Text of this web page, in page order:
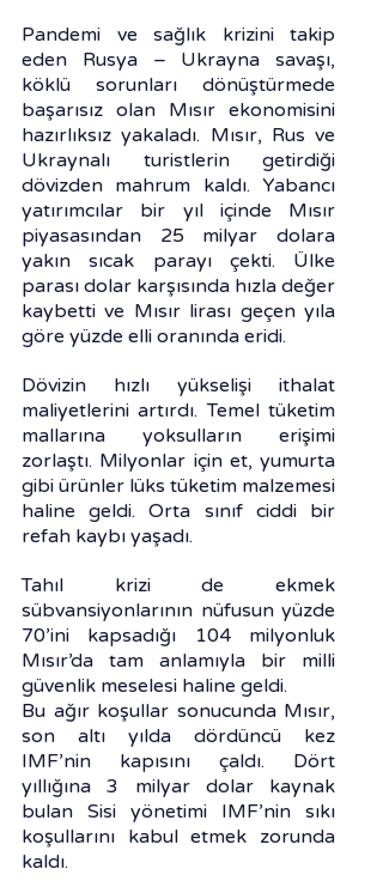
Pandemi ve sağlık krizini takip
eden Rusya – Ukrayna savaşı,
köklü sorunları dönüştürmede
başarısız olan Mısır ekonomisini
hazırlıksız yakaladı. Mısır, Rus ve
Ukraynalı turistlerin getirdiği
dövizden mahrum kaldı. Yabancı
yatırımcılar bir yıl içinde Mısır
piyasasından 25 milyar dolara
yakın sıcak parayı çekti. Ülke
parası dolar karşısında hızla değer
kaybetti ve Mısır lirası geçen yıla
göre yüzde elli oranında eridi.
Dövizin hızlı yükselişi ithalat
maliyetlerini artırdı. Temel tüketim
mallarına yoksulların erişimi
zorlaştı. Milyonlar için et, yumurta
gibi ürünler lüks tüketim malzemesi
haline geldi. Orta sınıf ciddi bir
refah kaybı yaşadı.
Tahıl krizi de ekmek
sübvansiyonlarının nüfusun yüzde
70’ini kapsadığı 104 milyonluk
Mısır’da tam anlamıyla bir milli
güvenlik meselesi haline geldi.
Bu ağır koşullar sonucunda Mısır,
son altı yılda dördüncü kez
IMF’nin kapısını çaldı. Dört
yıllığına 3 milyar dolar kaynak
bulan Sisi yönetimi IMF’nin sıkı
koşullarını kabul etmek zorunda
kaldı.